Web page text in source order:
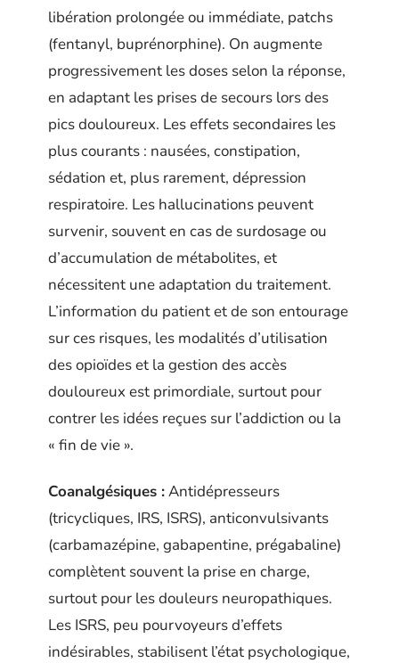
libération prolongée ou immédiate, patchs
(fentanyl, buprénorphine). On augmente
progressivement les doses selon la réponse,
en adaptant les prises de secours lors des
pics douloureux. Les effets secondaires les
plus courants : nausées, constipation,
sédation et, plus rarement, dépression
respiratoire. Les hallucinations peuvent
survenir, souvent en cas de surdosage ou
d’accumulation de métabolites, et
nécessitent une adaptation du traitement.
L’information du patient et de son entourage
sur ces risques, les modalités d’utilisation
des opioïdes et la gestion des accès
douloureux est primordiale, surtout pour
contrer les idées reçues sur l’addiction ou la
« fin de vie ».
Coanalgésiques :Antidépresseurs
(tricycliques, IRS, ISRS), anticonvulsivants
(carbamazépine, gabapentine, prégabaline)
complètent souvent la prise en charge,
surtout pour les douleurs neuropathiques.
Les ISRS, peu pourvoyeurs d’effets
indésirables, stabilisent l’état psychologique,